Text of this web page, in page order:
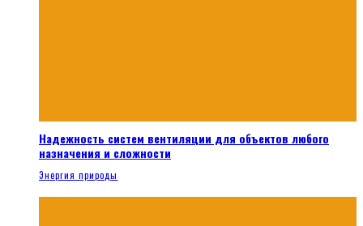
Надежность систем вентиляции для объектов любого
назначения и сложности
Энергия природы